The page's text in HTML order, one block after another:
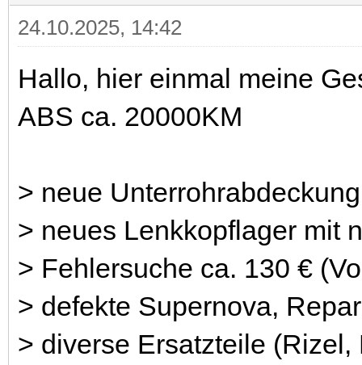
24.10.2025, 14:42
Hallo, hier einmal meine
ABS ca. 20000KM
> neue
> neues Lenkkopflager mit
> Fehlersuche ca. 130 €
> defekte Supernova,
> diverse Ersatzteile